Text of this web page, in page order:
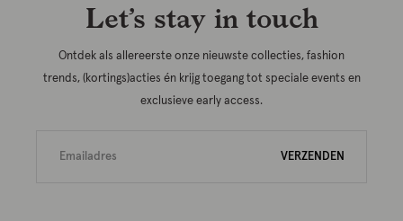
Let’s stay in touch
Ontdek als allereerste onze nieuwste collecties, fashion
trends, (kortings)acties én krijg toegang tot speciale events en
exclusieve early access.
VERZENDEN